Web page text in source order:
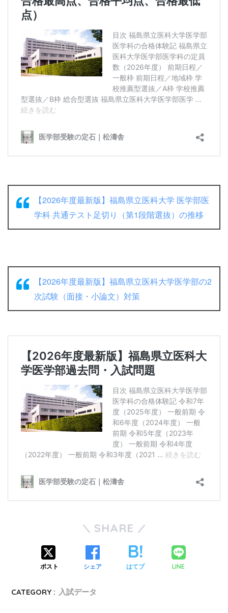
【2026年度最新版】福島県立医科大学 医学部医
学科 共通テスト足切り（第1段階選抜）の推移
【2026年度最新版】福島県立医科大学医学部の2
次試験（面接・小論文）対策
SHARE
ポスト シェア はてブ LINE
CATEGORY : 入試データ